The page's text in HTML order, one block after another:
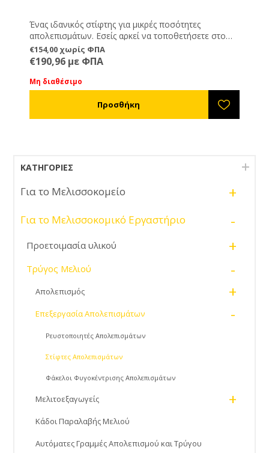
Ένας ιδανικός στίφτης για μικρές ποσότητες
απολεπισμάτων. Εσείς αρκεί να τοποθετήσετε στο
εσωτερικό τα απολεπίσματά σας και να ξεκινήσετε να
γυρνάτε το χερούλι που βρίσκεται στο επάνω μέρος.
Με επικλινή πάτο ώστε να χύνεται το μέλι εύκολα
και γρήγορα από την οπή που υπάρχει στο
μπροστινό μέρος του στίφτη.
€154,00 χωρίς ΦΠΑ
€190,96 με ΦΠΑ
Μη διαθέσιμο
ΚΑΤΗΓΟΡΊΕΣ
Για το Μελισσοκομείο +
Για το Μελισσοκομικό Εργαστήριο -
Προετοιμασία υλικού +
Τρύγος Μελιού -
Απολεπισμός +
Επεξεργασία Απολεπισμάτων -
Ρευστοποιητές Απολεπισμάτων
Στίφτες Απολεπισμάτων
Φάκελοι Φυγοκέντρισης Απολεπισμάτων
Μελιτοεξαγωγείς +
Κάδοι Παραλαβής Μελιού
Αυτόματες Γραμμές Απολεπισμού και Τρύγου